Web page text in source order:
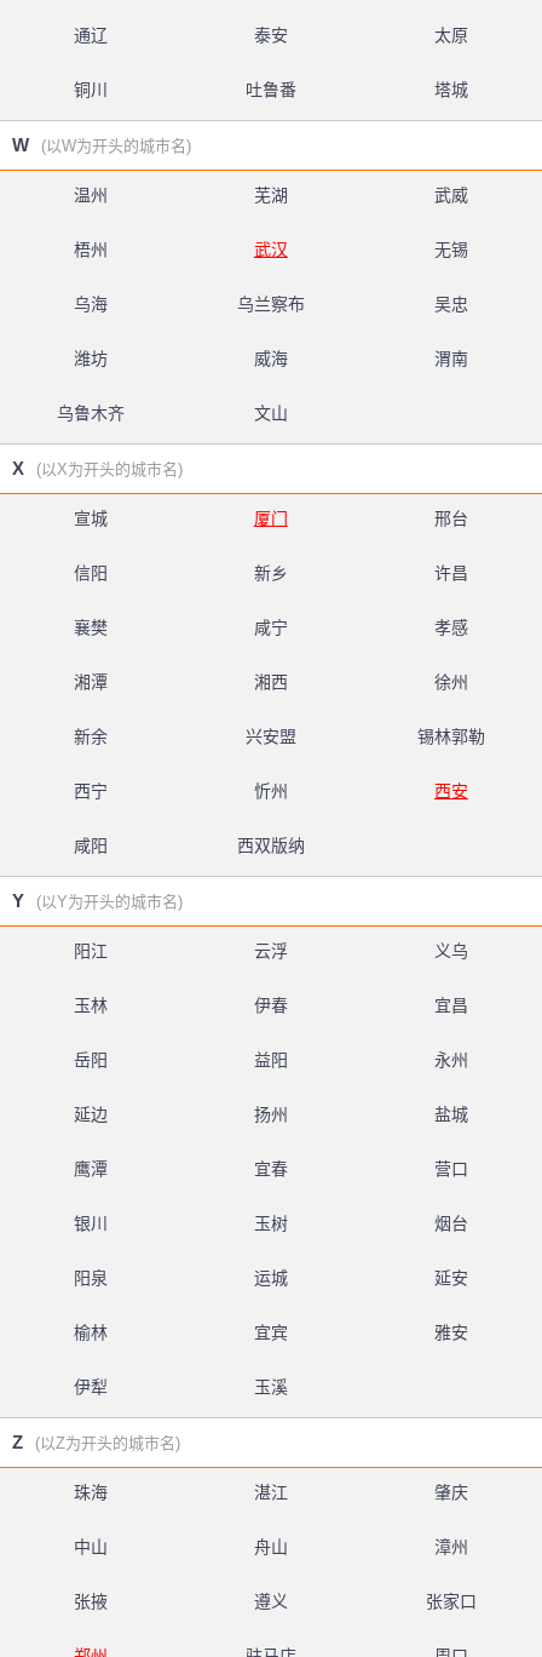
通辽 泰安 太原
铜川 吐鲁番 塔城
W (以W为开头的城市名)
温州 芜湖 武威
梧州 武汉 无锡
乌海 乌兰察布 吴忠
潍坊 威海 渭南
乌鲁木齐 文山
X (以X为开头的城市名)
宣城 厦门 邢台
信阳 新乡 许昌
襄樊 咸宁 孝感
湘潭 湘西 徐州
新余 兴安盟 锡林郭勒
西宁 忻州 西安
咸阳 西双版纳
Y (以Y为开头的城市名)
阳江 云浮 义乌
玉林 伊春 宜昌
岳阳 益阳 永州
延边 扬州 盐城
鹰潭 宜春 营口
银川 玉树 烟台
阳泉 运城 延安
榆林 宜宾 雅安
伊犁 玉溪
Z (以Z为开头的城市名)
珠海 湛江 肇庆
中山 舟山 漳州
张掖 遵义 张家口